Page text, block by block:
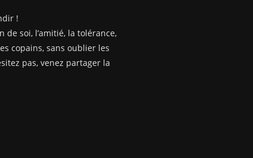
!
de soi, l’amitié, la tolérance,
copains, sans oublier les
pas, venez partager la